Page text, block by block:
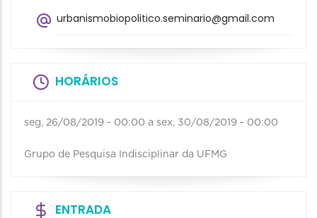
urbanismobiopolitico.seminario@gmail.com
HORÁRIOS
seg, 26/08/2019 - 00:00 a sex, 30/08/2019 - 00:00
Grupo de Pesquisa Indisciplinar da UFMG
ENTRADA